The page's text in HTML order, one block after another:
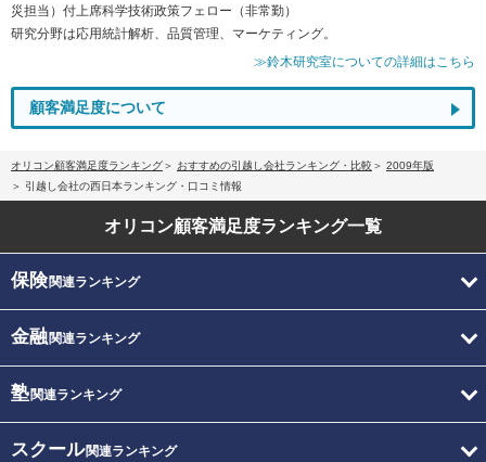
災担当）付上席科学技術政策フェロー（非常勤）
研究分野は応用統計解析、品質管理、マーケティング。
≫鈴木研究室についての詳細はこちら
顧客満足度について
オリコン顧客満足度ランキング おすすめの引越し会社ランキング・比較
2009年版
引越し会社の西日本ランキング・口コミ情報
オリコン顧客満足度ランキング一覧
保険関連ランキング
金融関連ランキング
塾関連ランキング
スクール関連ランキング